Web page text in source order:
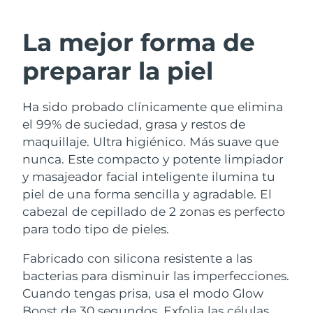
La mejor forma de
preparar la piel
Ha sido probado clínicamente que elimina
el 99% de suciedad, grasa y restos de
maquillaje. Ultra higiénico. Más suave que
nunca. Este compacto y potente limpiador
y masajeador facial inteligente ilumina tu
piel de una forma sencilla y agradable. El
cabezal de cepillado de 2 zonas es perfecto
para todo tipo de pieles.
Fabricado con silicona resistente a las
bacterias para disminuir las imperfecciones.
Cuando tengas prisa, usa el modo Glow
Limpieza facial
LUNA™ 4 pack
Anti-aging massage
LUNA™ 4 Plus
Massage, LED heating
LUNA™ 4 Men
Lifting facial
BEAR™ 2 pack
Microcurrent toning
BEAR™ 2 go
Microcurrent toning on-the-go
BEAR™ 2 eyes & lips
Hidratación
UFO™ 3 pack
Deep facial hydration
UFO™ 3 LED
Near-infrared and red light therapy
device
Cuidado bucal
issa™ 4
Hybrid silicone sonic toothbrush
issa™ 4 plus
Smart hybrid silicone sonic toothbrush
TRATAMIENTO ANTIEDAD FAQ™
Antiedad Tratamientos LED
Baréin Entrega prevista
Bélgica
Bermudas Entrega prevista
Bosnia y Herzegovina Entrega prevista 8/13/26
Brunéi
Bulgaria Entrega prevista8/10/26
Canadá Entrega prevista
Chile Entrega prevista